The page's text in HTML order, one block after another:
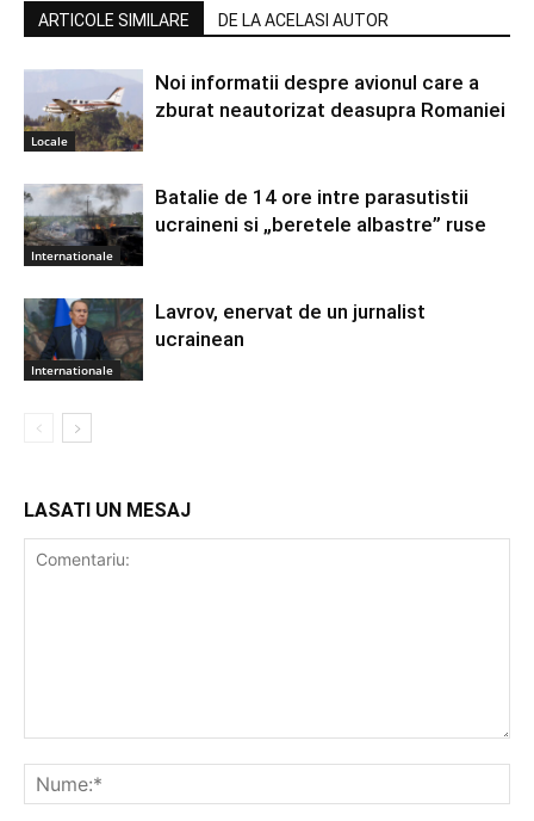
ARTICOLE SIMILARE DE LA ACELASI AUTOR
Locale
Noi informatii despre avionul care a
zburat neautorizat deasupra Romaniei
Internationale
Batalie de 14 ore intre parasutistii
ucraineni si „beretele albastre” ruse
Internationale
Lavrov, enervat de un jurnalist
ucrainean
LASATI UN MESAJ